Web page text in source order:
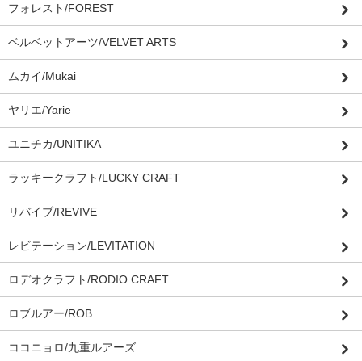
フォレスト/FOREST
ベルベットアーツ/VELVET ARTS
ムカイ/Mukai
ヤリエ/Yarie
ユニチカ/UNITIKA
ラッキークラフト/LUCKY CRAFT
リバイブ/REVIVE
レビテーション/LEVITATION
ロデオクラフト/RODIO CRAFT
ロブルアー/ROB
ココニョロ/九重ルアーズ